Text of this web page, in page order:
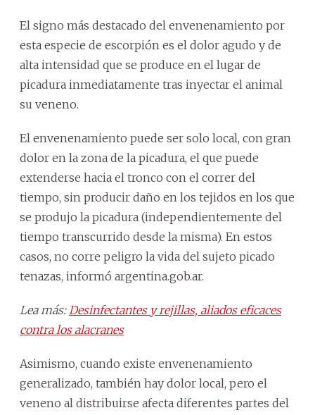
El signo más destacado del envenenamiento por
esta especie de escorpión es el dolor agudo y de
alta intensidad que se produce en el lugar de
picadura inmediatamente tras inyectar el animal
su veneno.
El envenenamiento puede ser solo local, con gran
dolor en la zona de la picadura, el que puede
extenderse hacia el tronco con el correr del
tiempo, sin producir daño en los tejidos en los que
se produjo la picadura (independientemente del
tiempo transcurrido desde la misma). En estos
casos, no corre peligro la vida del sujeto picado
tenazas, informó argentina.gob.ar.
Lea más:Desinfectantes y rejillas, aliados eficaces
contra los alacranes
Asimismo, cuando existe envenenamiento
generalizado, también hay dolor local, pero el
veneno al distribuirse afecta diferentes partes del